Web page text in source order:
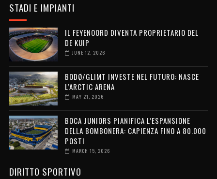
STADI E IMPIANTI
IL FEYENOORD DIVENTA PROPRIETARIO DEL
DE KUIP
JUNE 12, 2026
BODØ/GLIMT INVESTE NEL FUTURO: NASCE
L’ARCTIC ARENA
MAY 21, 2026
BOCA JUNIORS PIANIFICA L’ESPANSIONE
DELLA BOMBONERA: CAPIENZA FINO A 80.000
POSTI
MARCH 15, 2026
DIRITTO SPORTIVO